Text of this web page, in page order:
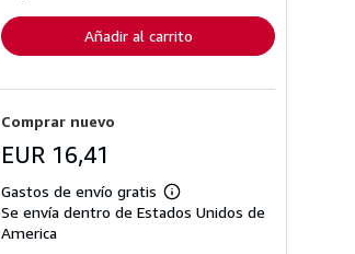
Añadir al carrito
Comprar nuevo
EUR 16,41
Gastos de envío gratis
Más
información
Se envía dentro de Estados Unidos de
America